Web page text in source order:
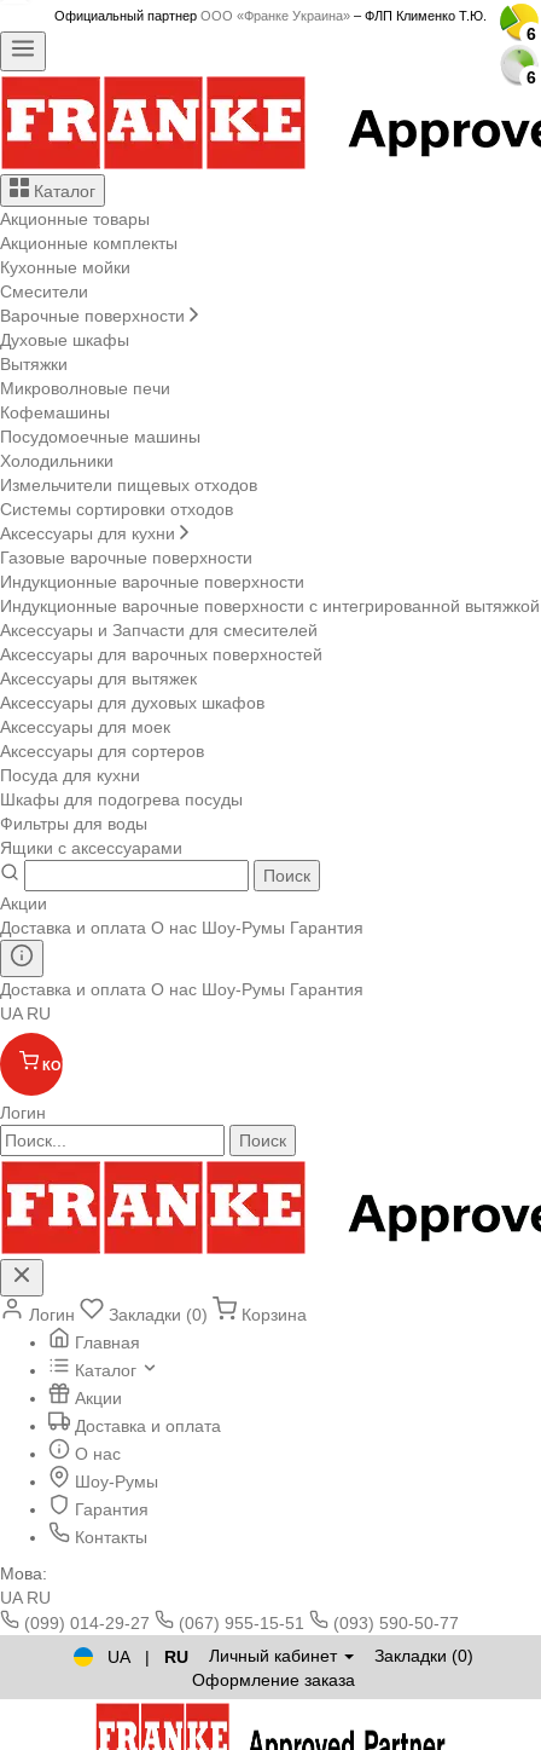
Официальный партнер ООО «Франке Украина» – ФЛП Клименко Т.Ю.
Каталог
Акционные товары
Акционные комплекты
Кухонные мойки
Смесители
Варочные поверхности
Духовые шкафы
Вытяжки
Микроволновые печи
Кофемашины
Посудомоечные машины
Холодильники
Измельчители пищевых отходов
Системы сортировки отходов
Аксессуары для кухни
Газовые варочные поверхности
Индукционные варочные поверхности
Индукционные варочные поверхности с интегрированной вытяжкой
Аксессуары и Запчасти для смесителей
Аксессуары для варочных поверхностей
Аксессуары для вытяжек
Аксессуары для духовых шкафов
Аксессуары для моек
Аксессуары для сортеров
Посуда для кухни
Шкафы для подогрева посуды
Фильтры для воды
Ящики с аксессуарами
Поиск
Акции
Доставка и оплата О нас Шоу-Румы Гарантия
Доставка и оплата О нас Шоу-Румы Гарантия
UA RU
КОРЗИНА
Логин
Поиск
Логин Закладки (0)
Корзина
Главная
Каталог
Акции
Доставка и оплата
О нас
Шоу-Румы
Гарантия
Контакты
Мова:
UA RU
(099) 014-29-27
(067) 955-15-51
(093) 590-50-77
UA
| RU Личный кабинет
Закладки (0)
Оформление заказа
6
6
6
6
6
6
6
6
6
6
6
6
6
6
6
6
6
6
6
6
6
6
6
6
6
6
6
6